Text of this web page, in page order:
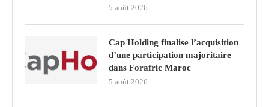
5 août 2026
Cap Holding finalise l’acquisition
d’une participation majoritaire
dans Forafric Maroc
5 août 2026